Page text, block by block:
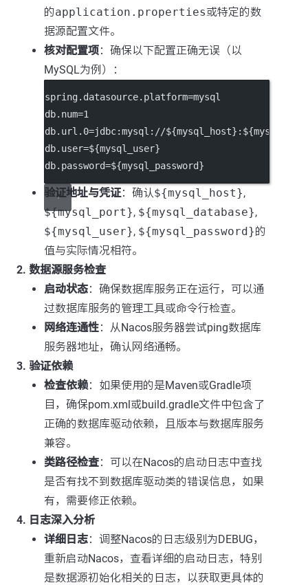
的application.properties或特定的数
据源配置文件。
核对配置项：确保以下配置正确无误（以
MySQL为例）：
spring.datasource.platform=mysql
db.num=1
db.url.0=jdbc:mysql://${mysql_host}:${mysql_port}/
db.user=${mysql_user}
db.password=${mysql_password}
验证地址与凭证：确认${mysql_host},
${mysql_port}, ${mysql_database},
${mysql_user}, ${mysql_password}的
值与实际情况相符。
2. 数据源服务检查
启动状态：确保数据库服务正在运行，可以通
过数据库服务的管理工具或命令行检查。
网络连通性：从Nacos服务器尝试ping数据库
服务器地址，确认网络通畅。
3. 验证依赖
检查依赖：如果使用的是Maven或Gradle项
目，确保pom.xml或build.gradle文件中包含了
正确的数据库驱动依赖，且版本与数据库服务
兼容。
类路径检查：可以在Nacos的启动日志中查找
是否有找不到数据库驱动类的错误信息，如果
有，需要修正依赖。
4. 日志深入分析
详细日志：调整Nacos的日志级别为DEBUG，
重新启动Nacos，查看详细的启动日志，特别
是数据源初始化相关的日志，以获取更具体的